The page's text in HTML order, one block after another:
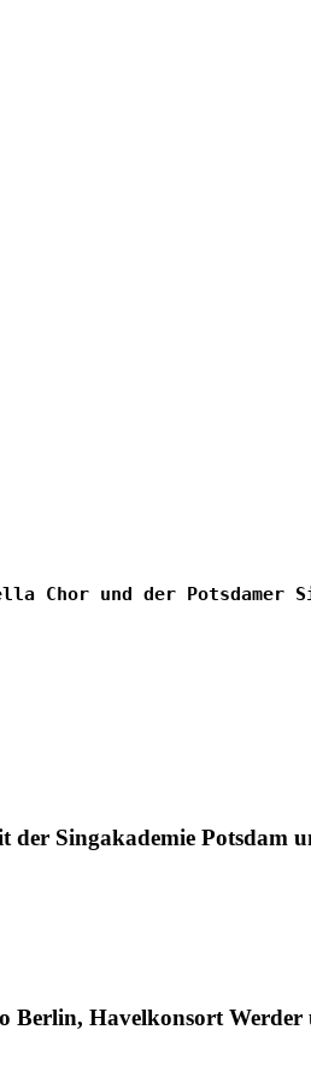
Chor und der Potsdamer
Singakademie Potsdam
Berlin, Havelkonsort